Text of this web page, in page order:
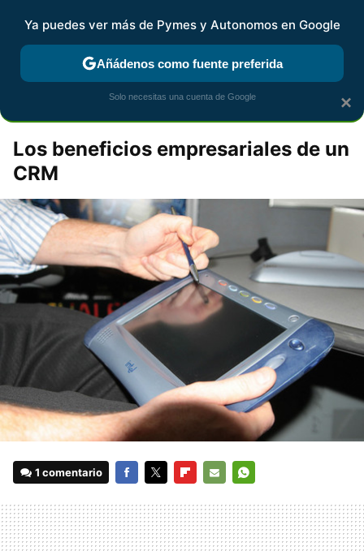
marca que se menciona +info
Inspiración para tu negocio
Los beneficios empresariales de un
CRM
1 comentario
MAIL
×
Ya puedes ver más de Pymes y Autonomos en Google
Añádenos como fuente preferida
Solo necesitas una cuenta de Google